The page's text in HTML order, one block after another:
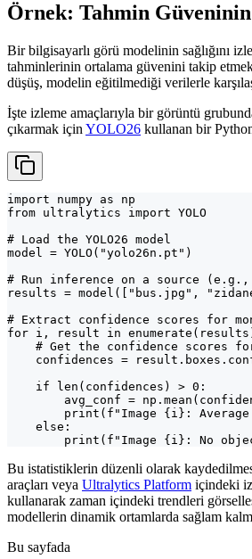
Örnek: Tahmin
Bir bilgisayarlı görü modelinin sağlığını
tahminlerinin ortalama güvenini takip
düşüş, modelin eğitilmediği verilerle
İşte izleme amaçlarıyla bir görüntü
çıkarmak için YOLO26 kullanan bir
import numpy as np
from ultralytics import YOLO
# Load the YOLO26 model
model = YOLO("yolo26n.pt")
# Run inference on a source
results = model(["bus.jpg",
# Extract confidence scores for
for i, result in
# Get the confidence scores
confidences =
    if len(confidences) > 0:
avg_conf =
print(f"Image {i}:
    else:
print(f"Image {i}: No
Bu istatistiklerin düzenli olarak
araçları veya Ultralytics Platform içindeki
kullanarak zaman içindeki trendleri
modellerin dinamik ortamlarda sağlam
Bu sayfada